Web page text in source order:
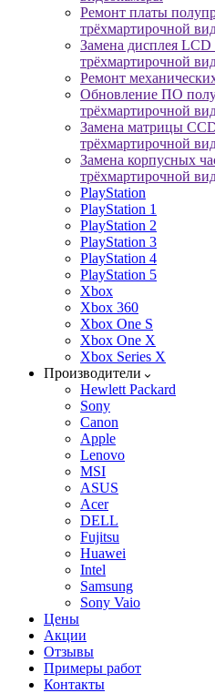
Ремонт платы
трёхмартирочной
Замена дисплея
трёхмартирочной
Ремонт
Обновление ПО
трёхмартирочной
Замена матрицы
трёхмартирочной
Замена корпусных
трёхмартирочной
PlayStation
PlayStation 1
PlayStation 2
PlayStation 3
PlayStation 4
PlayStation 5
Xbox
Xbox 360
Xbox One S
Xbox One X
Xbox Series X
Производители
Hewlett Packard
Sony
Canon
Apple
Lenovo
MSI
ASUS
Acer
DELL
Fujitsu
Huawei
Intel
Samsung
Sony Vaio
Цены
Акции
Отзывы
Примеры работ
Контакты